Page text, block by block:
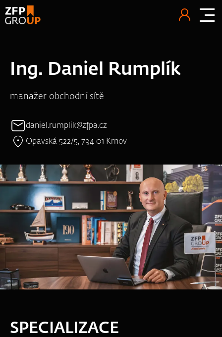
Ing. Daniel Rumplík
manažer obchodní sítě
daniel.rumplik@zfpa.cz
Opavská 522/5, 794 01 Krnov
SPECIALIZACE